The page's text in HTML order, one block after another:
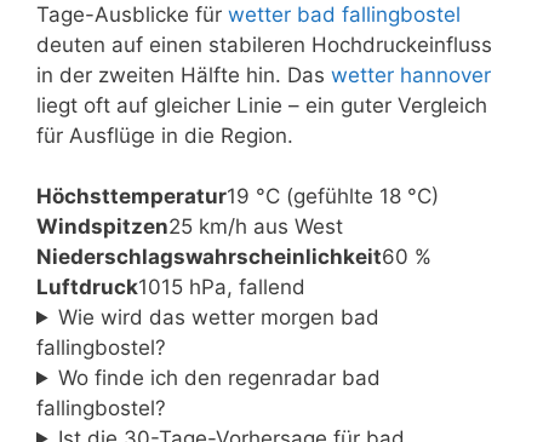
Tage-Ausblicke für wetter bad fallingbostel
deuten auf einen stabileren Hochdruckeinfluss
in der zweiten Hälfte hin. Das wetter hannover
liegt oft auf gleicher Linie – ein guter Vergleich
für Ausflüge in die Region.
Höchsttemperatur19 °C (gefühlte 18 °C)
Windspitzen25 km/h aus West
Niederschlagswahrscheinlichkeit60 %
Luftdruck1015 hPa, fallend
Wie wird das wetter morgen bad
fallingbostel?
Wo finde ich den regenradar bad
fallingbostel?